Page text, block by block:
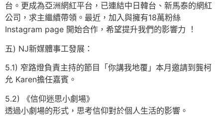
台。更成為亞洲網紅平台，已連結中日韓台、新馬泰的網紅
公司，求主繼續帶領。最近，加入與擁有18萬粉絲
Instagram page 開始合作，希望提升我們的影響力 ！
五) NJ新媒體事工發展：
5.1) 窄路燈負責主持的節目「你講我地覆」本月邀請到龔柯
允 Karen擔任嘉賓。
5.2) 《信仰迷思小劇場》
透過小劇場的形式，思考信仰對於個人生活的影響。